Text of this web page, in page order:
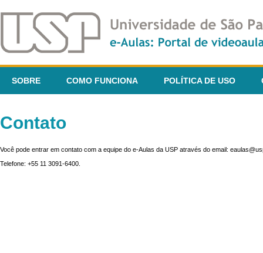
SOBRE COMO FUNCIONA POLÍTICA DE USO
Contato
Você pode entrar em contato com a equipe do e-Aulas da USP através do email:
Telefone: +55 11 3091-6400.